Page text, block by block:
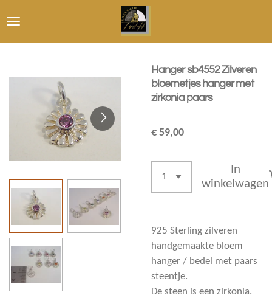
direct
naar
hoofdinhoud
Hanger sb4552 Zilveren
bloemetjes hanger met
zirkonia paars
€ 59,00
In
winkelwagen
925 Sterling zilveren
handgemaakte bloem
hanger / bedel met paars
steentje.
De steen is een zirkonia.